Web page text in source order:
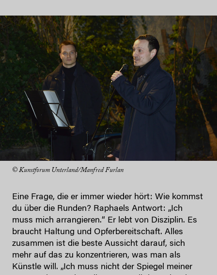
© Kunstforum Unterland/Manfred Furlan
Eine Frage, die er immer wieder hört: Wie kommst
du über die Runden? Raphaels Antwort: „Ich
muss mich arrangieren.“ Er lebt von Disziplin. Es
braucht Haltung und Opferbereitschaft. Alles
zusammen ist die beste Aussicht darauf, sich
mehr auf das zu konzentrieren, was man als
Künstle will. „Ich muss nicht der Spiegel meiner